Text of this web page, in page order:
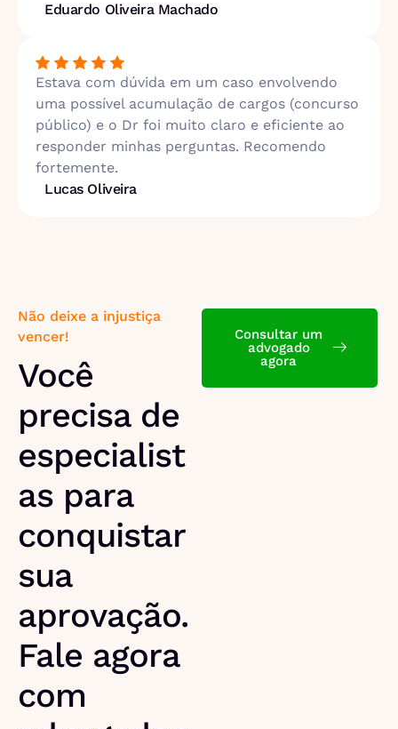
Eduardo Oliveira Machado
Estava com dúvida em um caso envolvendo
uma possível acumulação de cargos (concurso
público) e o Dr foi muito claro e eficiente ao
responder minhas perguntas. Recomendo
fortemente.
Lucas Oliveira
Não deixe a injustiça
vencer!
Você
precisa de
especialist
as para
conquistar
sua
aprovação.
Fale agora
com
Consultar um
advogado
agora